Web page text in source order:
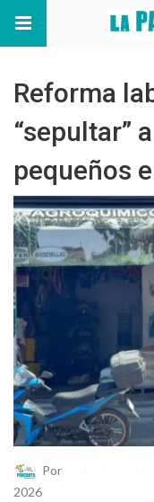
Reforma
“sepultar”
pequeños
Por
2026